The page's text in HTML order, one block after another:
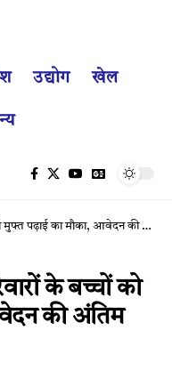
उद्योग खेल
का मौका, आवेदन की अंतिम तारीख 3 जुलाई
के बच्चों को
की अंतिम